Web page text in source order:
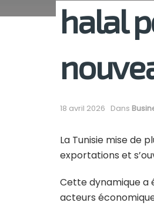
halal
18 avril 2026 Dans
La Tunisie mise de
exportations et
Cette dynamique a
acteurs